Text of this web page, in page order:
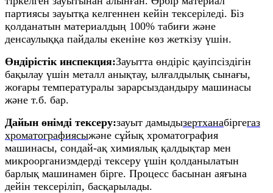
партиясы зауытқа келгеннен кейін тексеріледі. Біз
қолданатын материалдың 100% табиғи және
денсаулыққа пайдалы екеніне көз жеткізу үшін.
Өндірістік инспекция:Зауытта өндіріс қауіпсіздігін
бақылау үшін металл анықтау, ылғалдылық сынағы,
жоғары температуралы зарарсыздандыру машинасы
және т.б. бар.
Дайын өнімді тексеру:зауыт дамыдызертханабіргегаз
хроматографиясыжәне сұйық хроматография
машинасы, сондай-ақ химиялық қалдықтар мен
микроорганизмдерді тексеру үшін қолданылатын
барлық машинамен бірге. Процесс басынан аяғына
дейін тексеріліп, басқарылады.